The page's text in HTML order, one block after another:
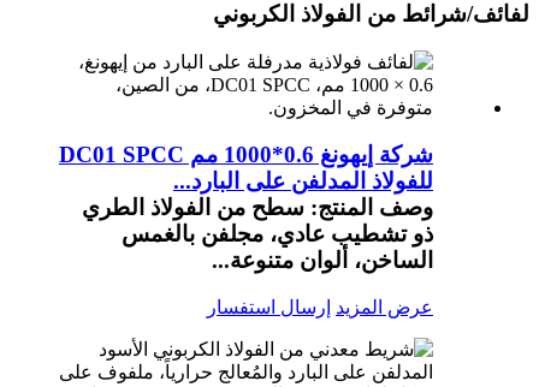
لفائف/شرائط من الفولاذ الكربوني
شركة إيهونغ 0.6*1000 مم DC01 SPCC
للفولاذ المدلفن على البارد...
وصف المنتج: سطح من الفولاذ الطري
ذو تشطيب عادي، مجلفن بالغمس
الساخن، ألوان متنوعة...
عرض المزيد إرسال استفسار